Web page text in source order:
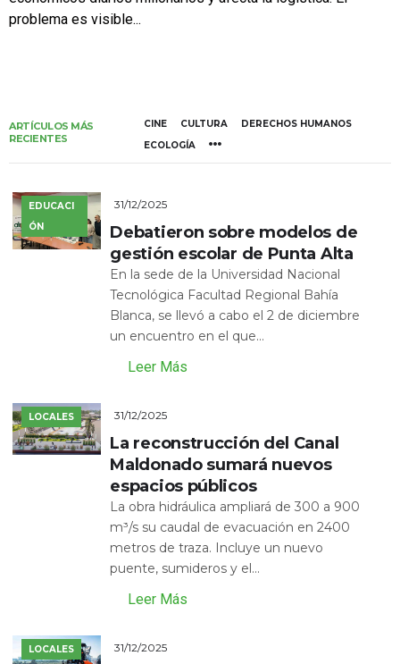
problema es visible...
ARTÍCULOS MÁS
RECIENTES
CINE CULTURA
DERECHOS HUMANOS
ECOLOGÍA
EDUCACI
ÓN
31/12/2025
Debatieron sobre modelos de
gestión escolar de Punta Alta
En la sede de la Universidad Nacional
Tecnológica Facultad Regional Bahía
Blanca, se llevó a cabo el 2 de diciembre
un encuentro en el que...
Leer Más
LOCALES 31/12/2025
La reconstrucción del Canal
Maldonado sumará nuevos
espacios públicos
La obra hidráulica ampliará de 300 a 900
m³/s su caudal de evacuación en 2400
metros de traza. Incluye un nuevo
puente, sumideros y el...
Leer Más
LOCALES 31/12/2025